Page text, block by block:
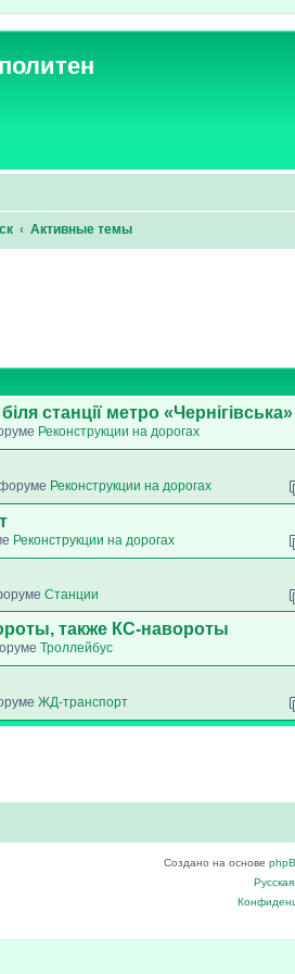
Активные темы
станції метро «Чернігівська»
Реконструкции на дорогах
Реконструкции на дорогах
Реконструкции на дорогах
Станции
также КС-навороты
Троллейбус
ЖД-транспорт
Создано на основе